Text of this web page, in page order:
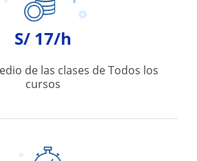
S/ 17/h
de las clases de Todos los
cursos